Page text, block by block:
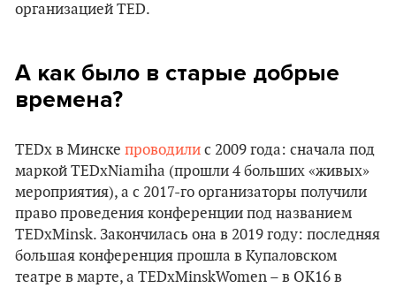
организацией TED.
А как было в старые добрые
времена?
TEDx в Минске проводили с 2009 года: сначала под
маркой TEDxNiamiha (прошли 4 больших «живых»
мероприятия), а с 2017-го организаторы получили
право проведения конференции под названием
TEDxMinsk. Закончилась она в 2019 году: последняя
большая конференция прошла в Купаловском
театре в марте, а TEDxMinskWomen – в ОК16 в